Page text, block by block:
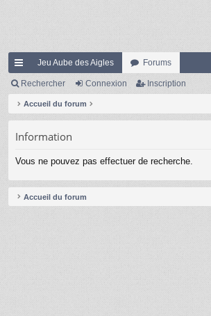
ac
co
s
Jeu Aube des Aigles Forums
Rechercher Connexion Inscription
Accueil du forum
Information
Vous ne pouvez pas effectuer de recherche.
Accueil du forum